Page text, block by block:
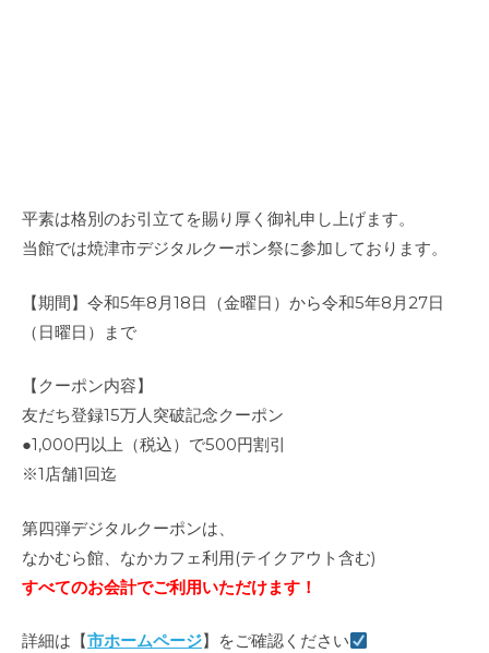
平素は格別のお引立てを賜り厚く御礼申し上げます。
当館では焼津市デジタルクーポン祭に参加しております。
【期間】令和5年8月18日（金曜日）から令和5年8月27日
（日曜日）まで
【クーポン内容】
友だち登録15万人突破記念クーポン
●1,000円以上（税込）で500円割引
※1店舗1回迄
第四弾デジタルクーポンは、
なかむら館、なかカフェ利用(テイクアウト含む)
すべてのお会計でご利用いただけます！
詳細は【市ホームページ】をご確認ください